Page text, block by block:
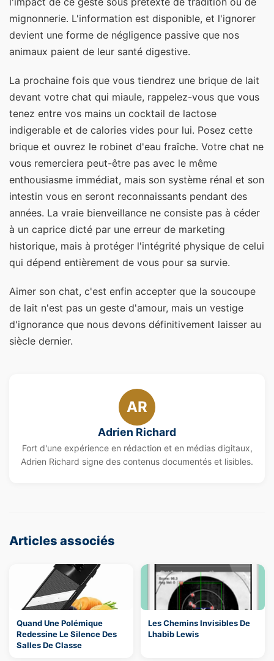
mignonnerie. L'information est disponible, et l'ignorer
devient une forme de négligence passive que nos
animaux paient de leur santé digestive.
La prochaine fois que vous tiendrez une brique de lait
devant votre chat qui miaule, rappelez-vous que vous
tenez entre vos mains un cocktail de lactose
indigerable et de calories vides pour lui. Posez cette
brique et ouvrez le robinet d'eau fraîche. Votre chat ne
vous remerciera peut-être pas avec le même
enthousiasme immédiat, mais son système rénal et son
intestin vous en seront reconnaissants pendant des
années. La vraie bienveillance ne consiste pas à céder
à un caprice dicté par une erreur de marketing
historique, mais à protéger l'intégrité physique de celui
qui dépend entièrement de vous pour sa survie.
Aimer son chat, c'est enfin accepter que la soucoupe
de lait n'est pas un geste d'amour, mais un vestige
d'ignorance que nous devons définitivement laisser au
siècle dernier.
AR
Adrien Richard
Fort d'une expérience en rédaction et en médias digitaux,
Adrien Richard signe des contenus documentés et lisibles.
Articles associés
Quand Une Polémique
Redessine Le Silence Des
Salles De Classe
Les Chemins Invisibles De
Lhabib Lewis